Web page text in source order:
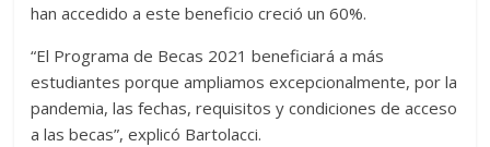
han accedido a este beneficio creció un 60%.
“El Programa de Becas 2021 beneficiará a más
estudiantes porque ampliamos excepcionalmente, por la
pandemia, las fechas, requisitos y condiciones de acceso
a las becas”, explicó Bartolacci.